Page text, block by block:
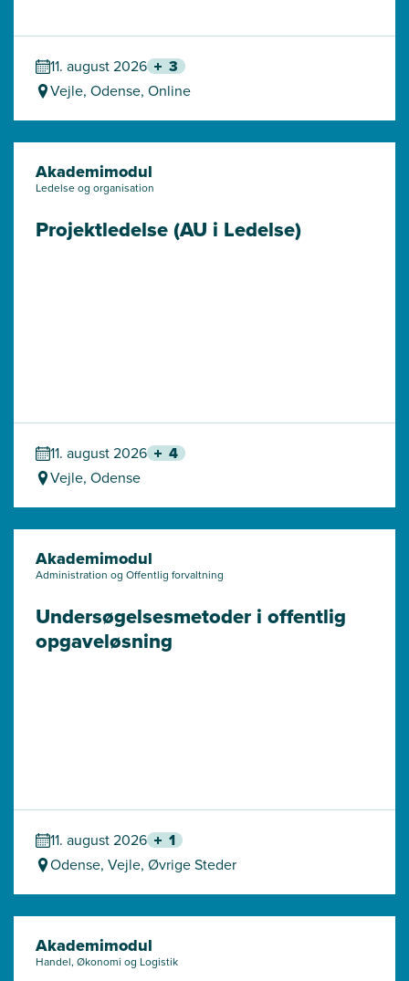
11. august 2026 3
Vejle, Odense, Online
Akademimodul
Ledelse og organisation
Projektledelse (AU i Ledelse)
11. august 2026 4
Vejle, Odense
Akademimodul
Administration og Offentlig forvaltning
Undersøgelses­metoder i offentlig
opgaveløsning
11. august 2026 1
Odense, Vejle, Øvrige Steder
Akademimodul
Handel, Økonomi og Logistik